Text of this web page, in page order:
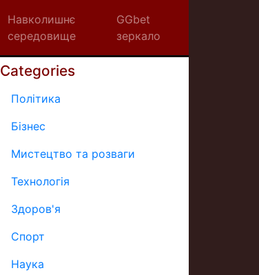
Навколишнє
середовище
GGbet
зеркало
Categories
Політика
Бізнес
Мистецтво та розваги
Технологія
Здоров'я
Спорт
Наука